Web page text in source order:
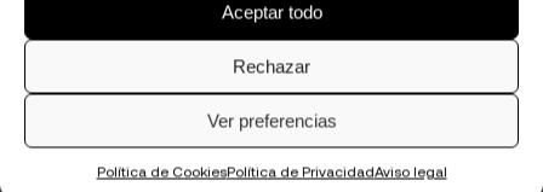
Aceptar todo
Rechazar
Ver preferencias
Política de CookiesPolítica de PrivacidadAviso legal